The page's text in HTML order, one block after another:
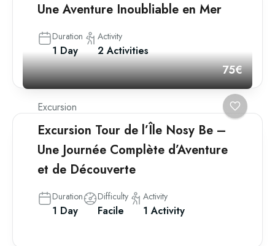
Une Aventure Inoubliable en Mer
Duration
1 Day
Activity
2 Activities
75€
Excursion
Excursion Tour de l’Île Nosy Be –
Une Journée Complète d’Aventure
et de Découverte
Duration
1 Day
Difficulty
Facile
Activity
1 Activity